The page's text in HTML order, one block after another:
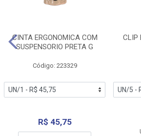
CINTA ERGONOMICA COM
SUSPENSORIO PRETA G
Código: 223329
R$ 45,75
CLIP